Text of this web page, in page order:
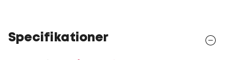
Specifikationer